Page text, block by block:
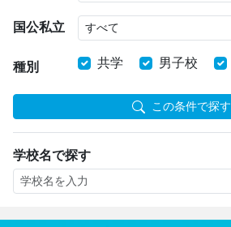
国公私立
種別 共学 男子校
この条件で探す
学校名で探す